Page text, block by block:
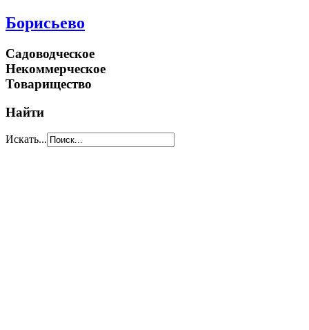
Борисьево
Садоводческое
Некоммерческое
Товарищество
Найти
Искать...